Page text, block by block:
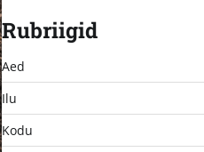
Rubriigid
Aed
Ilu
Kodu